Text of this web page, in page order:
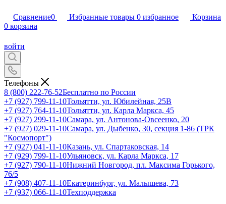
Сравнение0 Избранные товары 0 избранное
Корзина
0 корзина
войти
Телефоны
8 (800) 222-76-52Бесплатно по России
+7 (927) 799-11-10Тольятти, ул. Юбилейная, 25В
+7 (927) 764-11-10Тольятти, ул. Карла Маркса, 45
+7 (927) 299-11-10Самара, ул. Антонова-Овсеенко, 20
+7 (927) 029-11-10Самара, ул. Дыбенко, 30, секция 1-86 (ТРК
"Космопорт")
+7 (927) 041-11-10Казань, ул. Спартаковская, 14
+7 (929) 799-11-10Ульяновск, ул. Карла Маркса, 17
+7 (927) 790-11-10Нижний Новгород, пл. Максима Горького,
76/5
+7 (908) 407-11-10Екатеринбург, ул. Малышева, 73
+7 (937) 066-11-10Техподдержка